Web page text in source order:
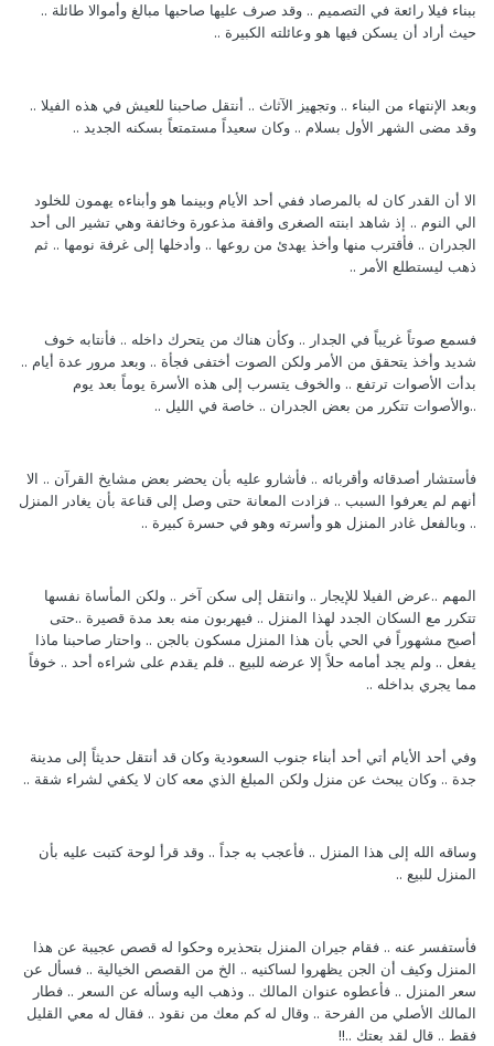
ببناء فيلا رائعة في التصميم .. ‏وقد صرف عليها صاحبها مبالغ وأموالا طائلة ..
‏حيث أراد أن يسكن فيها هو وعائلته الكبيرة‎ ..
‏وبعد الإنتهاء من البناء .. ‏وتجهيز الآثاث .. ‏أنتقل صاحبنا للعيش في هذه الفيلا ..
‏وقد مضى الشهر الأول بسلام .. ‏وكان سعيداً مستمتعاً بسكنه الجديد‎ ..
‏الا أن القدر كان له بالمرصاد ففي أحد الأيام وبينما هو وأبناءه يهمون للخلود
الي النوم .. ‏إذ شاهد ابنته الصغرى واقفة مذعورة وخائفة وهي تشير الى أحد
الجدران .. ‏فأقترب منها وأخذ يهدئ من روعها .. ‏وأدخلها إلى غرفة نومها .. ‏ثم
ذهب ليستطلع الأمر ..
‏فسمع صوتاً غريباً في الجدار‎ .. ‏وكأن هناك من يتحرك داخله .. ‏فأنتابه خوف
شديد وأخذ يتحقق من الأمر ولكن الصوت أختفى فجأة .. ‏وبعد مرور عدة أيام ..
‏بدأت الأصوات ترتفع .. ‏والخوف يتسرب إلى هذه الأسرة يوماً بعد يوم
..‏والأصوات تتكرر من بعض الجدران .. ‏خاصة في الليل‎ ..
‏فأستشار أصدقائه وأقربائه .. ‏فأشارو عليه بأن يحضر بعض مشايخ القرآن .. ‏الا
أنهم لم يعرفوا السبب‎ .. ‏فزادت المعانة حتى وصل إلى قناعة بأن يغادر المنزل
.. ‏وبالفعل غادر المنزل هو وأسرته وهو في حسرة كبيرة‎ ..
‏المهم ..‏عرض الفيلا للإيجار .. ‏وانتقل إلى سكن آخر .. ‏ولكن المأساة نفسها
تتكرر مع السكان الجدد لهذا المنزل .. ‏فيهربون منه بعد مدة قصيرة ..‏حتى
أصبح مشهوراً في الحي بأن هذا المنزل مسكون بالجن .. ‏واحتار صاحبنا ماذا
يفعل .. ‏ولم يجد أمامه حلاً إلا عرضه للبيع .. ‏فلم يقدم على شراءه أحد .. ‏خوفاً
مما يجري بداخله‎ ..
‏وفي أحد الأيام أتي أحد أبناء جنوب السعودية وكان قد أنتقل حديثاً إلى مدينة
جدة .. ‏وكان يبحث عن منزل ولكن المبلغ الذي معه كان لا يكفي لشراء شقة‎ ..
‏وساقه الله إلى هذا المنزل .. ‏فأعجب به جداً .. ‏وقد قرأ لوحة كتبت عليه بأن
المنزل للبيع‎ ..
‏فأستفسر عنه .. ‏فقام جيران المنزل بتحذيره وحكوا له قصص عجيبة عن هذا
المنزل وكيف أن الجن يظهروا لساكنيه .. ‏الخ من القصص الخيالية .. ‏فسأل عن
سعر المنزل .. ‏فأعطوه عنوان المالك .. ‏وذهب اليه وسأله عن السعر .. ‏فطار
المالك الأصلي من الفرحة .. ‏وقال له كم معك من نقود .. ‏فقال له معي القليل
فقط .. ‏قال لقد بعتك‎ ..!!